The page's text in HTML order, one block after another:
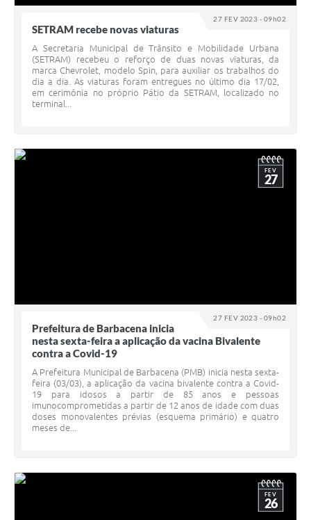
27 FEV 2023 - 09h02
SETRAM recebe novas viaturas
A Secretaria Municipal de Trânsito e Mobilidade Urbana
(SETRAM) recebeu o reforço de duas novas viaturas, da
marca Chevrolet, modelo Spin, para auxiliar os trabalhos do
dia a dia. As viaturas foram entregues no último dia 17/02,
em cerimônia no próprio Pátio da SETRAM, localizado no
terminal...
27 FEV 2023 - 09h02
FEV
27
Prefeitura de Barbacena inicia
nesta sexta-feira a aplicação da vacina Bivalente
contra a Covid-19
A Prefeitura Municipal de Barbacena (PMB) inicia nesta sexta-
feira (03/03), a aplicação da vacina bivalente contra a Covid-
19 para idosos a partir de 85 anos e pessoas
imunocomprometidas a partir de 12 anos de idade com duas
doses monovalentes prévias (esquema primário) e quatro
meses de...
FEV
26